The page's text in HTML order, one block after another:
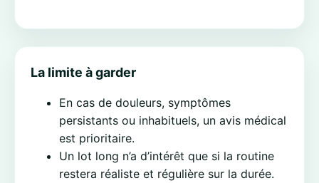
La limite à garder
En cas de douleurs, symptômes
persistants ou inhabituels, un avis médical
est prioritaire.
Un lot long n’a d’intérêt que si la routine
restera réaliste et régulière sur la durée.